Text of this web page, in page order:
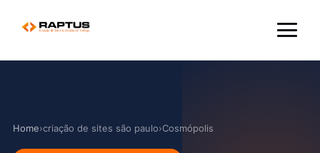
Menu
Home›criação de sites são paulo›Cosmópolis